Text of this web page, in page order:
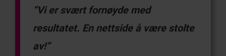
“Vi er svært fornøyde med
resultatet. En nettside å være stolte
av!”